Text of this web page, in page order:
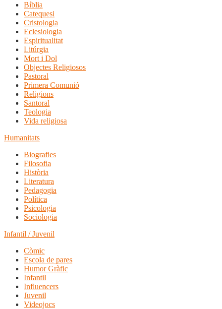
Bíblia
Catequesi
Cristologia
Eclesiologia
Espiritualitat
Litúrgia
Mort i Dol
Objectes Religiosos
Pastoral
Primera Comunió
Religions
Santoral
Teologia
Vida religiosa
Humanitats
Biografies
Filosofia
Història
Literatura
Pedagogia
Política
Psicologia
Sociologia
Infantil / Juvenil
Còmic
Escola de pares
Humor Gràfic
Infantil
Influencers
Juvenil
Videojocs